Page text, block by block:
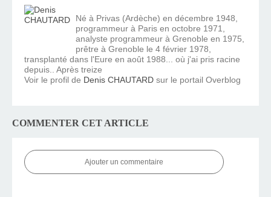
Né à Privas (Ardèche) en décembre 1948,
programmeur à Paris en octobre 1971,
analyste programmeur à Grenoble en 1975,
prêtre à Grenoble le 4 février 1978,
transplanté dans l'Eure en août 1988... où j'ai pris racine
depuis.. Après treize
Voir le profil de Denis CHAUTARD sur le portail Overblog
COMMENTER CET ARTICLE
Ajouter un commentaire